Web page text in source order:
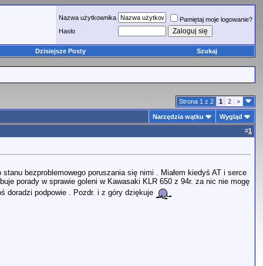
Nazwa użytkownika
Pamiętaj moje logowanie?
Hasło
Dzisiejsze Posty Szukaj
Strona 1 z 2 1 2 >
Narzędzia wątku
Wygląd
#1
bezproblemowego poruszania się nimi . Miałem kiedyś AT i serce
porady w sprawie goleni w Kawasaki KLR 650 z 94r. za nic nie mogę
doradzi podpowie . Pozdr. i z góry dziękuje